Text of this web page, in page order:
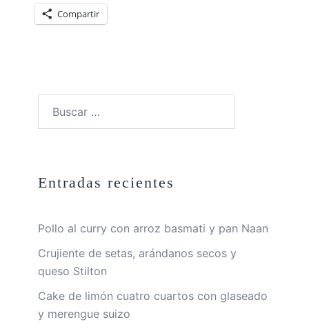
Compartir
Entradas recientes
Pollo al curry con arroz basmati y pan Naan
Crujiente de setas, arándanos secos y
queso Stilton
Cake de limón cuatro cuartos con glaseado
y merengue suizo